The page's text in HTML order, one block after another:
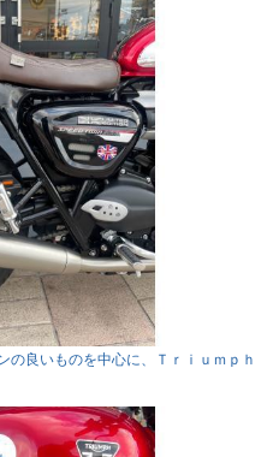
の良いものを中心に、Ｔｒｉｕｍｐｈ